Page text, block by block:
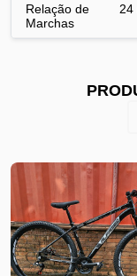
Relação de
Marchas
24